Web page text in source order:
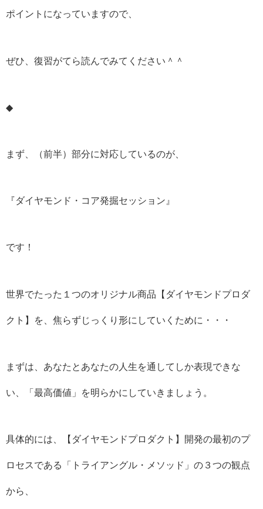
ポイントになっていますので、
ぜひ、復習がてら読んでみてください＾＾
◆
まず、（前半）部分に対応しているのが、
『ダイヤモンド・コア発掘セッション』
です！
世界でたった１つのオリジナル商品【ダイヤモンドプロダ
クト】を、焦らずじっくり形にしていくために・・・
まずは、あなたとあなたの人生を通してしか表現できな
い、「最高価値」を明らかにしていきましょう。
具体的には、【ダイヤモンドプロダクト】開発の最初のプ
ロセスである「トライアングル・メソッド」の３つの観点
から、